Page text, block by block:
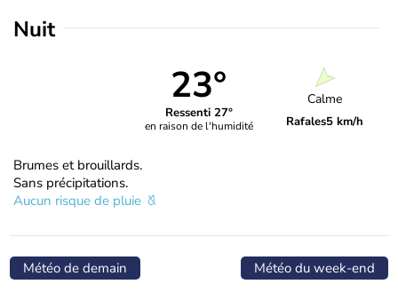
Nuit
23°
Ressenti 27°
en raison de l'humidité
Calme
Rafales5 km/h
Brumes et brouillards.
Sans précipitations.
Aucun risque de pluie
Météo de demain Météo du week-end